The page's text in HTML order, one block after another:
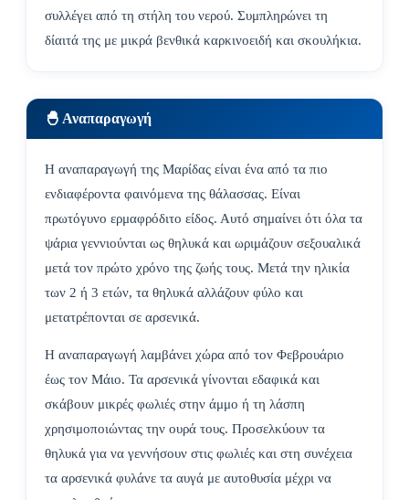
συλλέγει από τη στήλη του νερού. Συμπληρώνει τη
δίαιτά της με μικρά βενθικά καρκινοειδή και σκουλήκια.
🐣 Αναπαραγωγή
Η αναπαραγωγή της Μαρίδας είναι ένα από τα πιο
ενδιαφέροντα φαινόμενα της θάλασσας. Είναι
πρωτόγυνο ερμαφρόδιτο είδος. Αυτό σημαίνει ότι όλα τα
ψάρια γεννιούνται ως θηλυκά και ωριμάζουν σεξουαλικά
μετά τον πρώτο χρόνο της ζωής τους. Μετά την ηλικία
των 2 ή 3 ετών, τα θηλυκά αλλάζουν φύλο και
μετατρέπονται σε αρσενικά.
Η αναπαραγωγή λαμβάνει χώρα από τον Φεβρουάριο
έως τον Μάιο. Τα αρσενικά γίνονται εδαφικά και
σκάβουν μικρές φωλιές στην άμμο ή τη λάσπη
χρησιμοποιώντας την ουρά τους. Προσελκύουν τα
θηλυκά για να γεννήσουν στις φωλιές και στη συνέχεια
τα αρσενικά φυλάνε τα αυγά με αυτοθυσία μέχρι να